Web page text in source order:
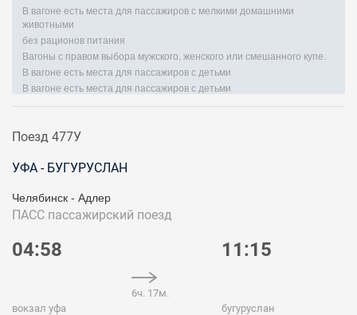
В вагоне есть места для пассажиров с мелкими домашними
животными
без рационов питания
Вагоны с правом выбора мужского, женского или смешанного купе.
В вагоне есть места для пассажиров с детьми
В вагоне есть места для пассажиров с детьми
Поезд 477У
УФА - БУГУРУСЛАН
Челябинск - Адлер
ПАСС пассажирский поезд
04:58
вокзал уфа
6ч. 17м.
11:15
бугуруслан